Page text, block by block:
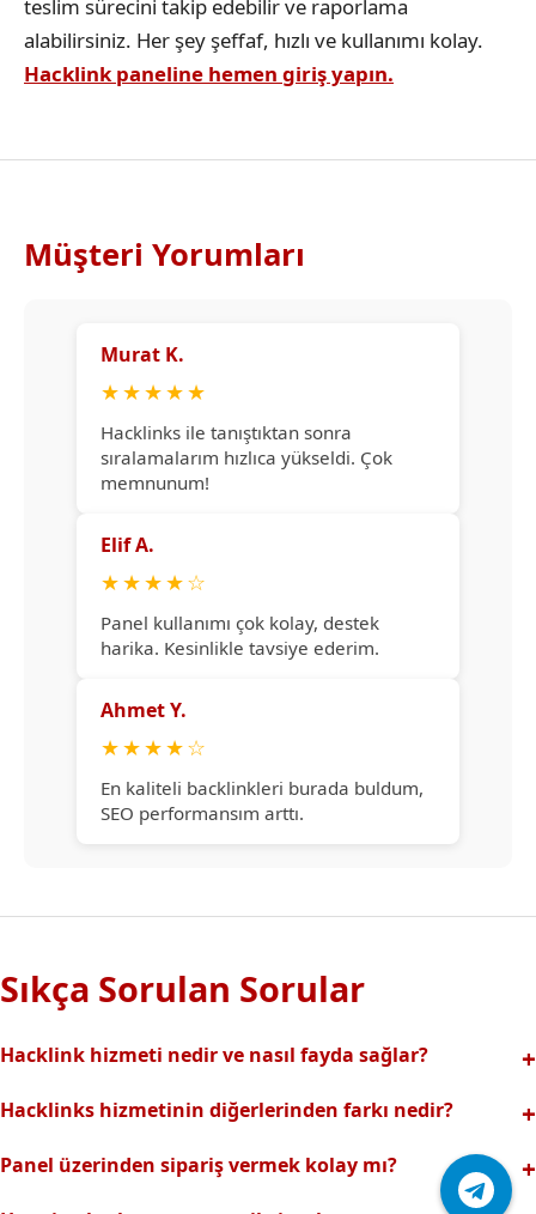
teslim sürecini takip edebilir ve raporlama
alabilirsiniz. Her şey şeffaf, hızlı ve kullanımı kolay.
Hacklink paneline hemen giriş yapın.
Müşteri Yorumları
Murat K.
★★★★★
Hacklinks ile tanıştıktan sonra
sıralamalarım hızlıca yükseldi. Çok
memnunum!
Elif A.
★★★★☆
Panel kullanımı çok kolay, destek
harika. Kesinlikle tavsiye ederim.
Ahmet Y.
★★★★☆
En kaliteli backlinkleri burada buldum,
SEO performansım arttı.
Sıkça Sorulan Sorular
Hacklink hizmeti nedir ve nasıl fayda sağlar?
backlinklerle sitenizin arama motorlarındaki
sıralamalarınız hızlıca yükselir.
Hacklinks hizmetinin diğerlerinden farkı nedir?
riski olmadan, en kaliteli ve etkili backlinkler sunuyoruz.
Profesyonel ekibimizle hızlı destek sağlanır.Ayrıca Daha
Panel üzerinden sipariş vermek kolay mı?
Hacklinks paneli kullanıcı dostu arayüzüyle kolayca sipariş